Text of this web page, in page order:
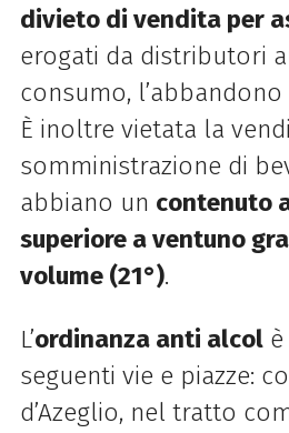
divieto di vendita per
erogati da distributori
consumo,
È inoltre vietata la
somministrazione di
abbiano un contenuto
superiore a ventuno
volume (21°).
L’ordinanza anti alcolè
seguenti vie e piazze:
d’Azeglio, nel tratto